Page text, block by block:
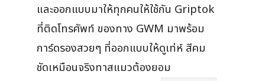
และออกแบบมาให้ทุกคนให้ใช้กัน Griptok
ที่ติดโทรศัพท์ ของทาง GWM มาพร้อม
การ์ดรองสวยๆ ที่ออกแบบให้ดูเท่ห์ สีคม
ชัดเหมือนจริงทาสแมวต้องยอม